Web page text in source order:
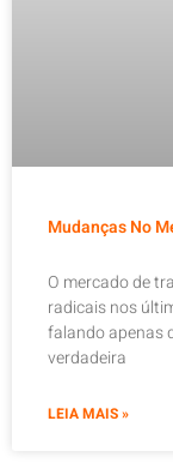
Mudanças No
O mercado de
radicais nos
falando apenas
verdadeira
LEIA MAIS »